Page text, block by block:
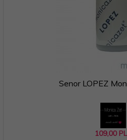
Senor LOPEZ
109,00